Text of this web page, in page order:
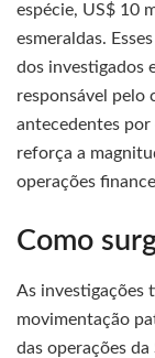
espécie, US$ 10
esmeraldas.
dos investigados
responsável pelo
antecedentes por
reforça a
operações
Como
As investigações
movimentação
das operações